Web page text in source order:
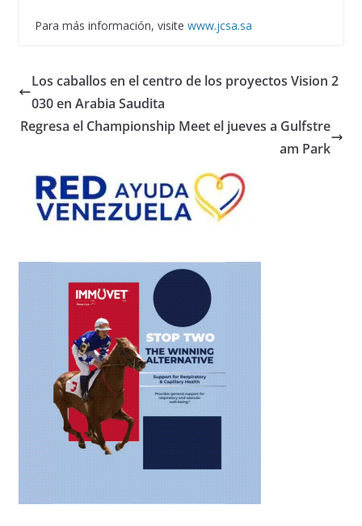
Para más información, visite www.jcsa.sa
Los caballos en el centro de los proyectos Vision 2
030 en Arabia Saudita
Regresa el Championship Meet el jueves a Gulfstre
am Park